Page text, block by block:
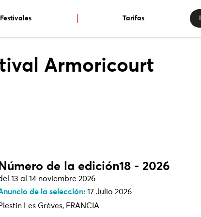
Festivales Tarifas
Armoricourt
de la edición18 - 2026
13 al 14 noviembre 2026
de la selección: 17 Julio 2026
Les Grèves, FRANCIA